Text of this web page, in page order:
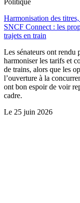
Harmonisation des
SNCF Connect : les
trajets en train
Les sénateurs ont
harmoniser les tarifs et
de trains, alors que les
l’ouverture à la
ont bon espoir de voir
cadre.
Le 25 juin 2026